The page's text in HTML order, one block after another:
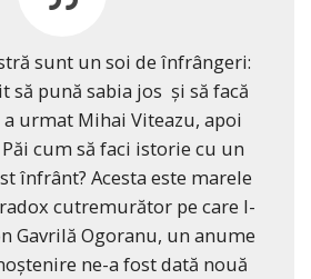
sunt un soi de înfrângeri:
să pună sabia jos și să facă
urmat Mihai Viteazu, apoi
cum să faci istorie cu un
înfrânt? Acesta este marele
cutremurător pe care l-
Gavrilă Ogoranu, un anume
ne-a fost dată nouă